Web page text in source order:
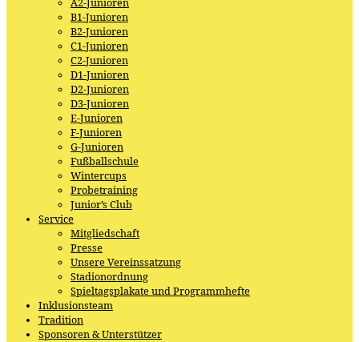
B1-Junioren
B2-Junioren
C1-Junioren
C2-Junioren
D1-Junioren
D2-Junioren
D3-Junioren
E-Junioren
F-Junioren
G-Junioren
Fußballschule
Wintercups
Probetraining
Junior’s Club
Service
Mitgliedschaft
Presse
Unsere Vereinssatzung
Stadionordnung
Spieltagsplakate und Programmhefte
Inklusionsteam
Tradition
Sponsoren & Unterstützer